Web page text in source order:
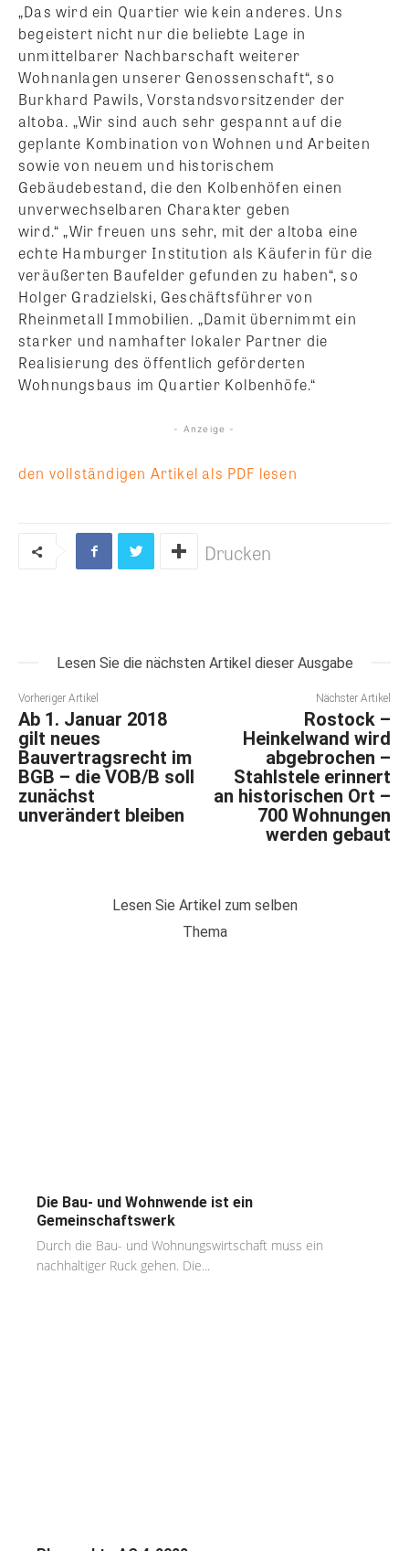
„Das wird ein Quartier wie kein anderes. Uns
begeistert nicht nur die beliebte Lage in
unmittelbarer Nachbarschaft weiterer
Wohnanlagen unserer Genossenschaft“, so
Burkhard Pawils, Vorstandsvorsitzender der
altoba. „Wir sind auch sehr gespannt auf die
geplante Kombination von Wohnen und Arbeiten
sowie von neuem und historischem
Gebäudebestand, die den Kolbenhöfen einen
unverwechselbaren Charakter geben
wird.“ „Wir freuen uns sehr, mit der altoba eine
echte Hamburger Institution als Käuferin für die
veräußerten Baufelder gefunden zu haben“, so
Holger Gradzielski, Geschäftsführer von
Rheinmetall Immobilien. „Damit übernimmt ein
starker und namhafter lokaler Partner die
Realisierung des öffentlich geförderten
Wohnungsbaus im Quartier Kolbenhöfe.“
- Anzeige -
den vollständigen Artikel als PDF lesen
Drucken
Lesen Sie die nächsten Artikel dieser Ausgabe
Vorheriger Artikel
Ab 1. Januar 2018
gilt neues
Bauvertragsrecht im
BGB – die VOB/B soll
zunächst
unverändert bleiben
Nächster Artikel
Rostock –
Heinkelwand wird
abgebrochen –
Stahlstele erinnert
an historischen Ort –
700 Wohnungen
werden gebaut
Lesen Sie Artikel zum selben
Thema
Die Bau- und Wohnwende ist ein
Gemeinschaftswerk
Durch die Bau- und Wohnungswirtschaft muss ein
nachhaltiger Ruck gehen. Die...